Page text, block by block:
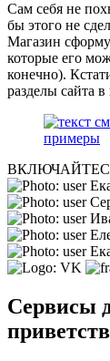
Сам себя не
бы этого не
Магазин
которые его
конечно).
разделы сайта
Сервисы